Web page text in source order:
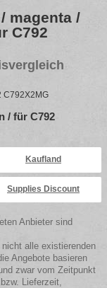
magenta /
C792
C792X2MG
/ für C792
Kaufland
Supplies Discount
Anbieter sind
alle existierenden
Angebote basieren
zwar vom Zeitpunkt
Lieferzeit,